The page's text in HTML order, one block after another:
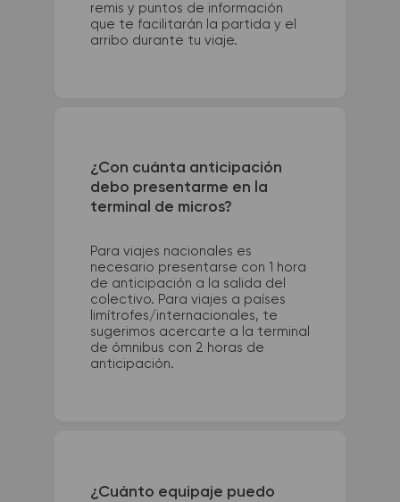
remis y puntos de información
que te facilitarán la partida y el
arribo durante tu viaje.
¿Con cuánta anticipación
debo presentarme en la
terminal de micros?
Para viajes nacionales es
necesario presentarse con 1 hora
de anticipación a la salida del
colectivo. Para viajes a países
limítrofes/internacionales, te
sugerimos acercarte a la terminal
de ómnibus con 2 horas de
anticipación.
¿Cuánto equipaje puedo